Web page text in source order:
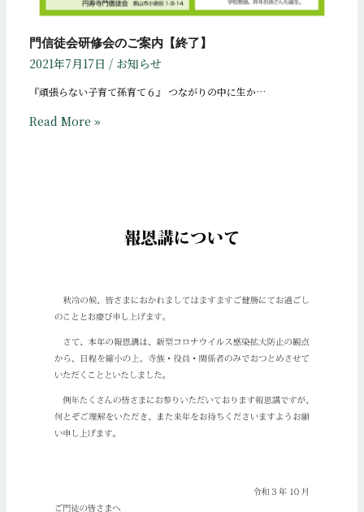
門信徒会研修会のご案内【終了】
2021年7月17日 / お知らせ
『頑張らない子育て孫育て６』 つながりの中に生か…
Read More »